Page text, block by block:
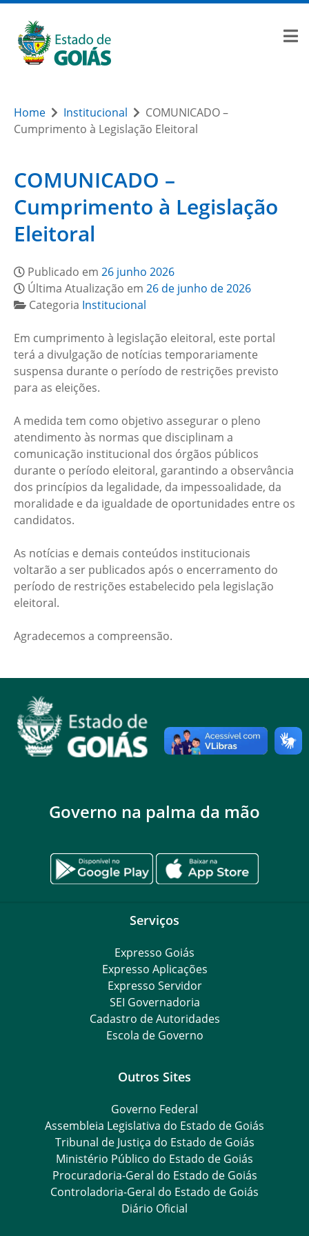
Home Institucional
COMUNICADO –
Cumprimento à Legislação Eleitoral
COMUNICADO –
Cumprimento à Legislação
Eleitoral
Publicado em 26 junho 2026
Última Atualização em 26 de junho de 2026
Categoria Institucional
Em cumprimento à legislação eleitoral, este portal
terá a divulgação de notícias temporariamente
suspensa durante o período de restrições previsto
para as eleições.
A medida tem como objetivo assegurar o pleno
atendimento às normas que disciplinam a
comunicação institucional dos órgãos públicos
durante o período eleitoral, garantindo a observância
dos princípios da legalidade, da impessoalidade, da
moralidade e da igualdade de oportunidades entre os
candidatos.
As notícias e demais conteúdos institucionais
voltarão a ser publicados após o encerramento do
período de restrições estabelecido pela legislação
eleitoral.
Agradecemos a compreensão.
Governo na palma da mão
Serviços
Expresso Goiás
Expresso Aplicações
Expresso Servidor
SEI Governadoria
Cadastro de Autoridades
Escola de Governo
Outros Sites
Governo Federal
Assembleia Legislativa do Estado de Goiás
Tribunal de Justiça do Estado de Goiás
Ministério Público do Estado de Goiás
Procuradoria-Geral do Estado de Goiás
Controladoria-Geral do Estado de Goiás
Diário Oficial